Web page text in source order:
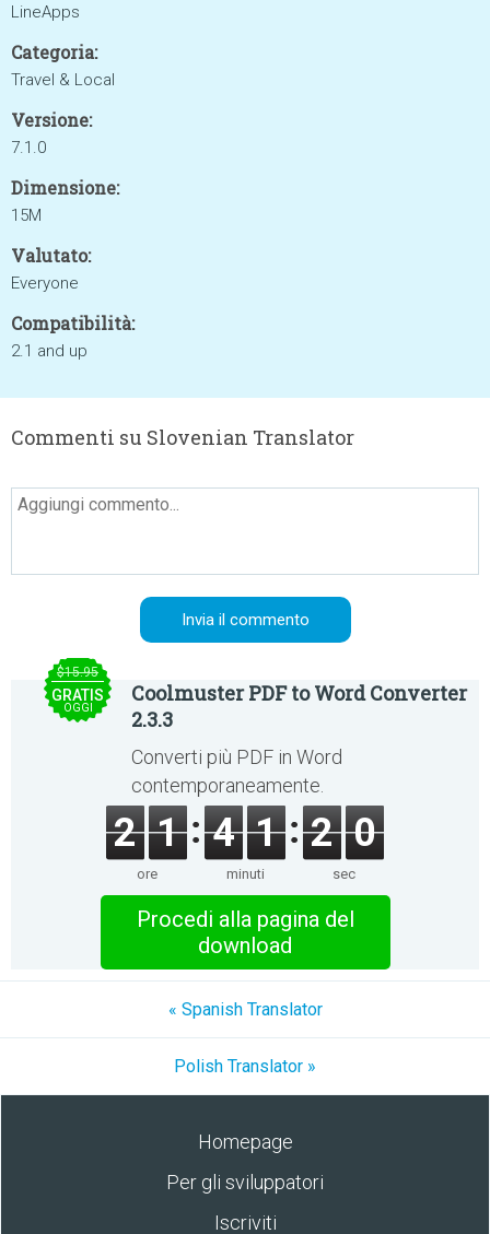
LineApps
Categoria:
Travel & Local
Versione:
7.1.0
Dimensione:
15M
Valutato:
Everyone
Compatibilità:
2.1 and up
Commenti su Slovenian Translator
$15.95
GRATIS
OGGI
Coolmuster PDF to Word Converter
2.3.3
Converti più PDF in Word
contemporaneamente.
2 1
ore
4 1
minuti
2 0
sec
Procedi alla pagina del
download
« Spanish Translator
Polish Translator »
Homepage
Per gli sviluppatori
Iscriviti